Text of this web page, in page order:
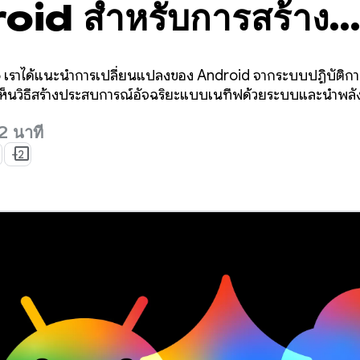
สำหรับการสร้าง
ณ์อัจฉริยะจาก
ราได้แนะนำการเปลี่ยนแปลงของ Android จากระบบปฏิบัติก
นวิธีสร้างประสบการณ์อัจฉริยะแบบเนทีฟด้วยระบบและนำพ
นาที
+2